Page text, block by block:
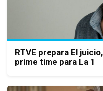
RTVE prepara El
prime time para La 1